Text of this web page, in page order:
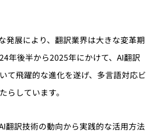
発展により、翻訳業界は大きな変革期
年後半から2025年にかけて、AI翻訳
て飛躍的な進化を遂げ、多言語対応ビ
らしています。
翻訳技術の動向から実践的な活用方法